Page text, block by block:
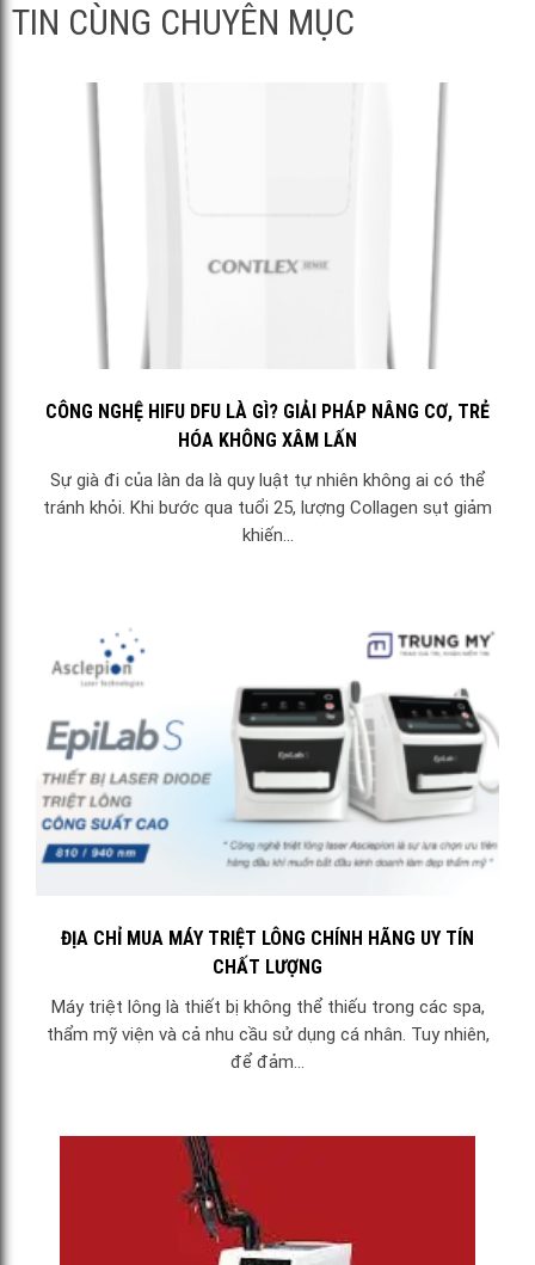
TIN CÙNG CHUYÊN MỤC
CÔNG NGHỆ HIFU DFU LÀ GÌ? GIẢI PHÁP NÂNG CƠ, TRẺ
HÓA KHÔNG XÂM LẤN
Sự già đi của làn da là quy luật tự nhiên không ai có thể
tránh khỏi. Khi bước qua tuổi 25, lượng Collagen sụt giảm
khiến...
ĐỊA CHỈ MUA MÁY TRIỆT LÔNG CHÍNH HÃNG UY TÍN
CHẤT LƯỢNG
Máy triệt lông là thiết bị không thể thiếu trong các spa,
thẩm mỹ viện và cả nhu cầu sử dụng cá nhân. Tuy nhiên,
để đảm...